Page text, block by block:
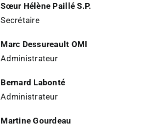
Sœur Hélène Paillé S.P.
Secrétaire
Marc Dessureault OMI
Administrateur
Bernard Labonté
Administrateur
Martine Gourdeau